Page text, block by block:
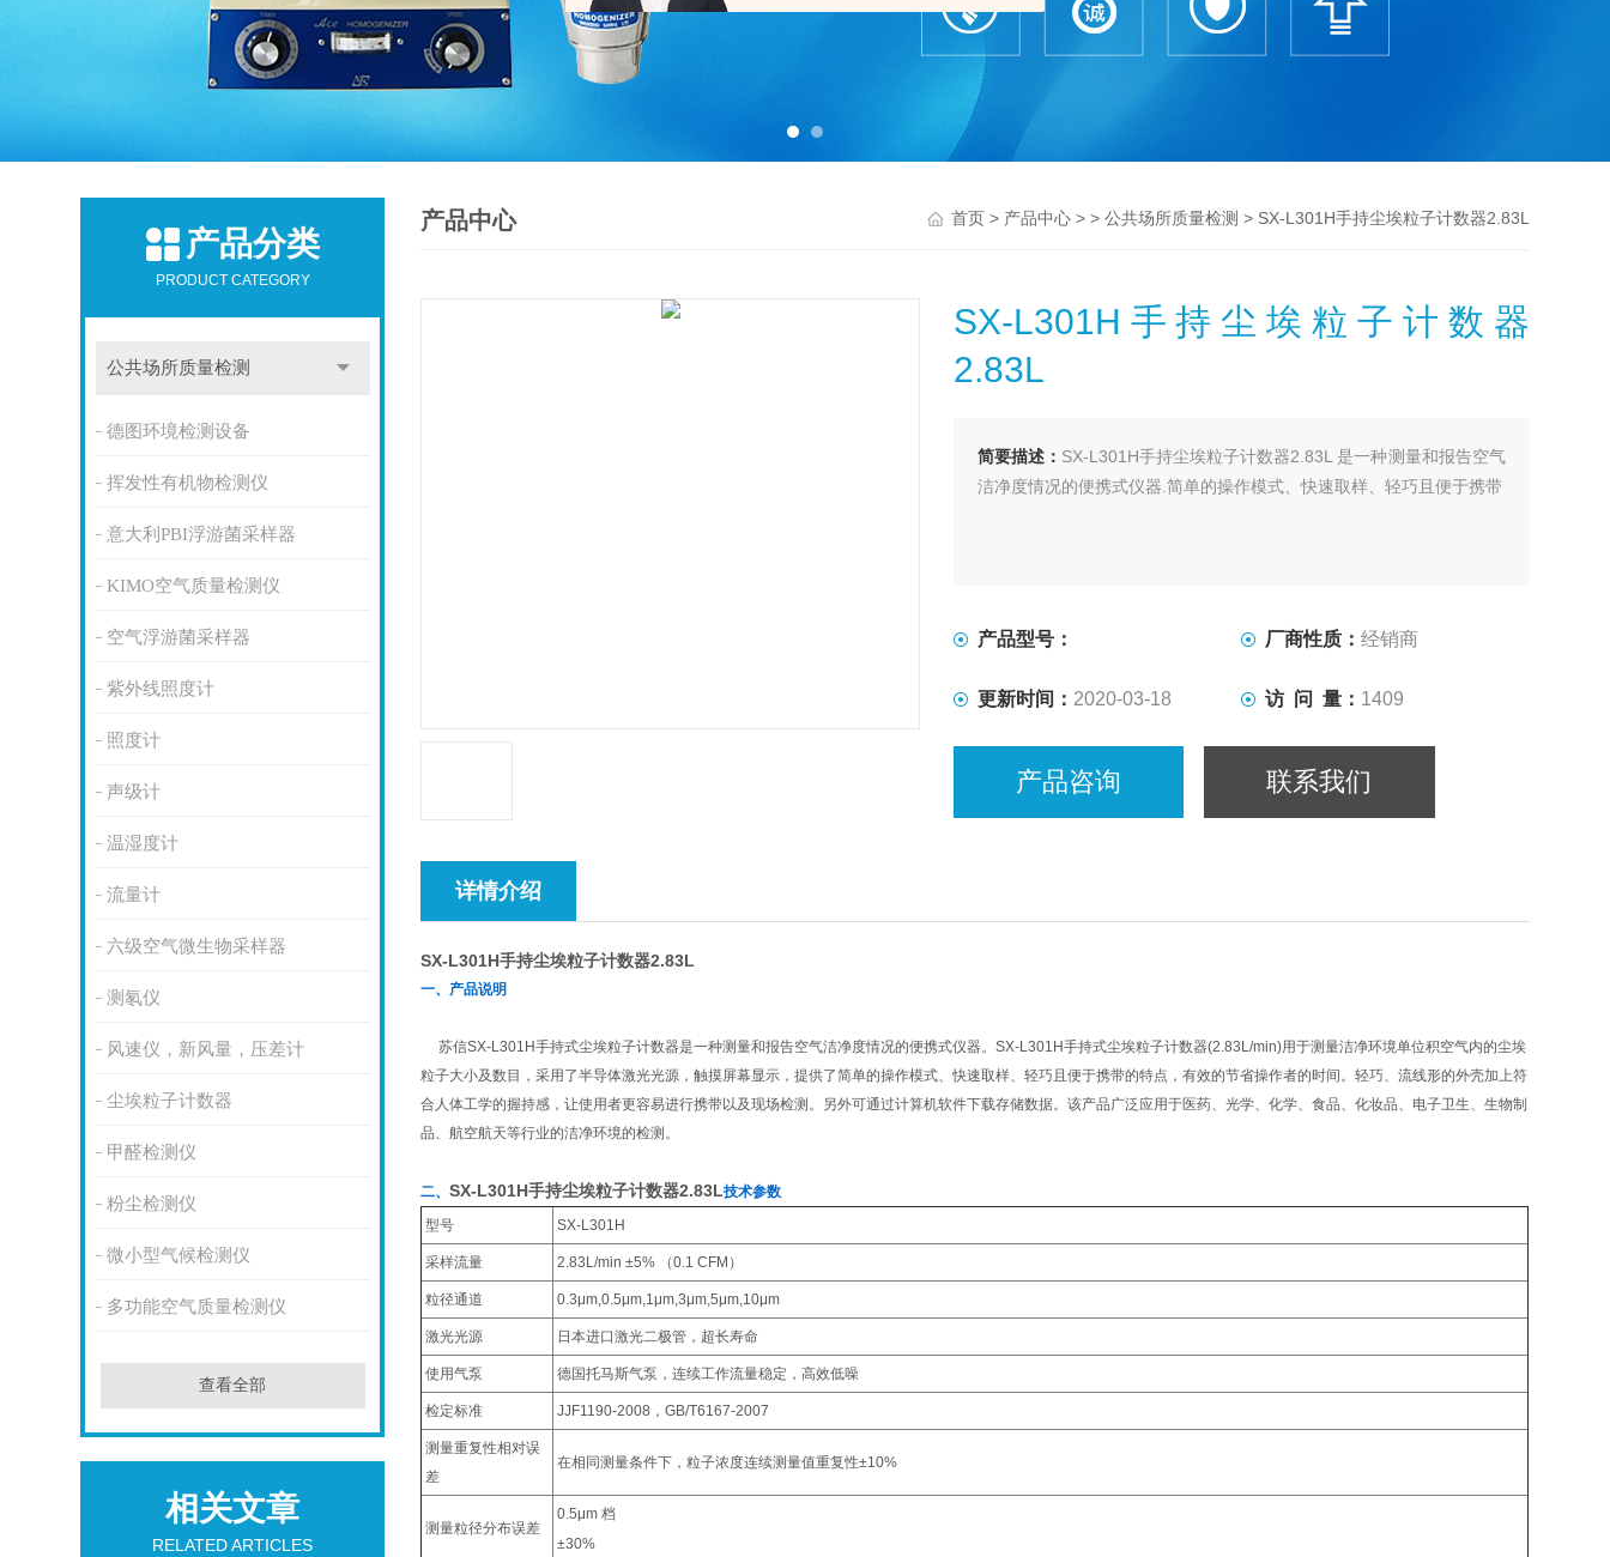
产品分类
PRODUCT CATEGORY
公共场所质量检测
德图环境检测设备
挥发性有机物检测仪
意大利PBI浮游菌采样器
KIMO空气质量检测仪
空气浮游菌采样器
紫外线照度计
照度计
声级计
温湿度计
流量计
六级空气微生物采样器
测氡仪
风速仪，新风量，压差计
尘埃粒子计数器
甲醛检测仪
粉尘检测仪
微小型气候检测仪
多功能空气质量检测仪
查看全部
相关文章
RELATED ARTICLES
产品中心 首页> 产品中心> > 公共场所质量检测 > SX-L301H手持尘埃粒子计数器2.83L
SX-L301H手持尘埃粒子计数器
2.83L
简要描述： SX-L301H手持尘埃粒子计数器2.83L 是一种测量和报告空气
洁净度情况的便携式仪器.简单的操作模式、快速取样、轻巧且便于携带
产品型号： 厂商性质：经销商
更新时间： 2020-03-18 访 问 量： 1409
产品咨询 联系我们
详情介绍
SX-L301H手持尘埃粒子计数器2.83L
一、产品说明
苏信SX-L301H手持式尘埃粒子计数器是一种测量和报告空气洁净度情况的便携式仪器。SX-L301H手持式尘埃粒子计数器(2.83L/min)用于测量洁净环境单位积空气内的尘埃
粒子大小及数目，采用了半导体激光光源，触摸屏幕显示，提供了简单的操作模式、快速取样、轻巧且便于携带的特点，有效的节省操作者的时间。轻巧、流线形的外壳加上符
合人体工学的握持感，让使用者更容易进行携带以及现场检测。另外可通过计算机软件下载存储数据。该产品广泛应用于医药、光学、化学、食品、化妆品、电子卫生、生物制
品、航空航天等行业的洁净环境的检测。
二、SX-L301H手持尘埃粒子计数器2.83L技术参数
型号
SX-L301H
采样流量 2.83L/min ±5% （0.1 CFM）
粒径通道 0.3μm,0.5μm,1μm,3μm,5μm,10μm
激光光源 日本进口激光二极管，超长寿命
使用气泵 德国托马斯气泵，连续工作流量稳定，高效低噪
检定标准 JJF1190-2008，GB/T6167-2007
测量重复性相对误
差
在相同测量条件下，粒子浓度连续测量值重复性±10%
测量粒径分布误差
0.5μm 档
​±30%